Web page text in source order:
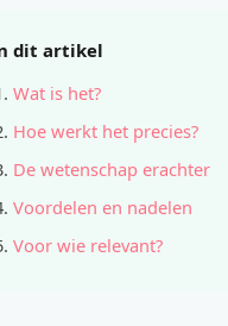
dit artikel
Wat is het?
Hoe werkt het precies?
De wetenschap erachter
Voordelen en nadelen
Voor wie relevant?